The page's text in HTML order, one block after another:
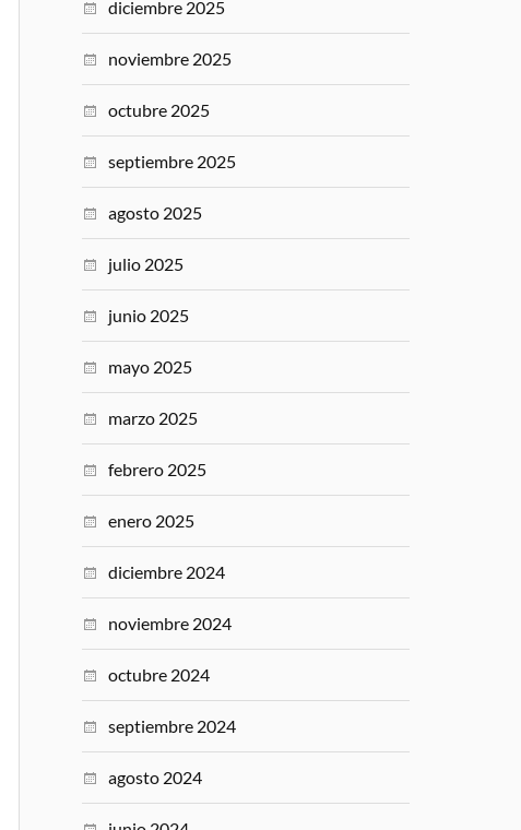
diciembre 2025
noviembre 2025
octubre 2025
septiembre 2025
agosto 2025
julio 2025
junio 2025
mayo 2025
marzo 2025
febrero 2025
enero 2025
diciembre 2024
noviembre 2024
octubre 2024
septiembre 2024
agosto 2024